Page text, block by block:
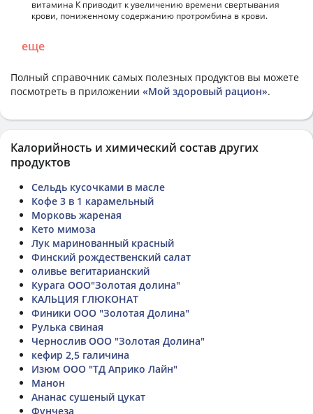
витамина К приводит к увеличению времени свертывания
крови, пониженному содержанию протромбина в крови.
еще
Полный справочник самых полезных продуктов вы можете
посмотреть в приложении «Мой здоровый рацион».
Калорийность и химический состав других
продуктов
Сельдь кусочками в масле
Кофе 3 в 1 карамельный
Морковь жареная
Кето мимоза
Лук маринованный красный
Финский рождественский салат
оливье вегитарианский
Курага ООО"Золотая долина"
КАЛЬЦИЯ ГЛЮКОНАТ
Финики ООО "Золотая Долина"
Рулька свиная
Чернослив ООО "Золотая Долина"
кефир 2,5 галичина
Изюм ООО "ТД Априко Лайн"
Манон
Ананас сушеный цукат
Фунчеза